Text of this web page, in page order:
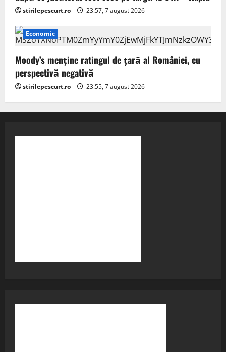
stirilepescurt.ro 23:57, 7 august 2026
Economic
Moody’s menține ratingul de țară al României, cu
perspectivă negativă
stirilepescurt.ro 23:55, 7 august 2026